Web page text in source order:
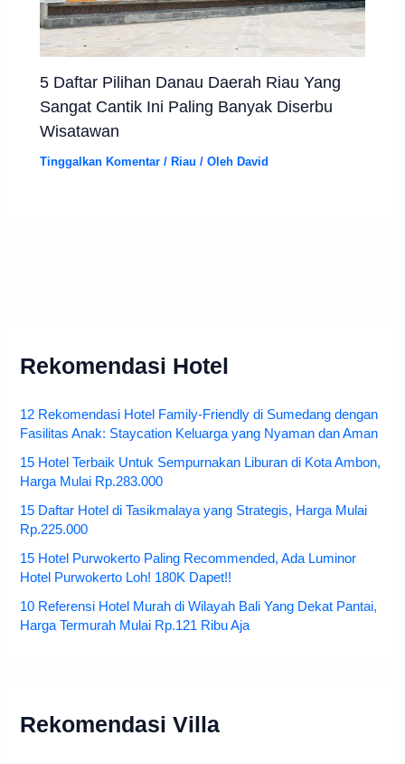
5 Daftar Pilihan Danau Daerah Riau Yang
Sangat Cantik Ini Paling Banyak Diserbu
Wisatawan
Tinggalkan Komentar / Riau / Oleh David
Rekomendasi Hotel
12 Rekomendasi Hotel Family-Friendly di Sumedang dengan
Fasilitas Anak: Staycation Keluarga yang Nyaman dan Aman
15 Hotel Terbaik Untuk Sempurnakan Liburan di Kota Ambon,
Harga Mulai Rp.283.000
15 Daftar Hotel di Tasikmalaya yang Strategis, Harga Mulai
Rp.225.000
15 Hotel Purwokerto Paling Recommended, Ada Luminor
Hotel Purwokerto Loh! 180K Dapet!!
10 Referensi Hotel Murah di Wilayah Bali Yang Dekat Pantai,
Harga Termurah Mulai Rp.121 Ribu Aja
Rekomendasi Villa